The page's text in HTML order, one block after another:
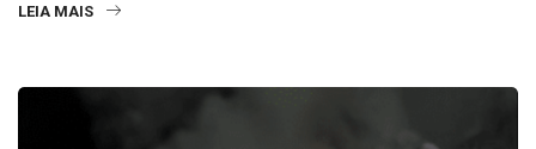
LEIA MAIS